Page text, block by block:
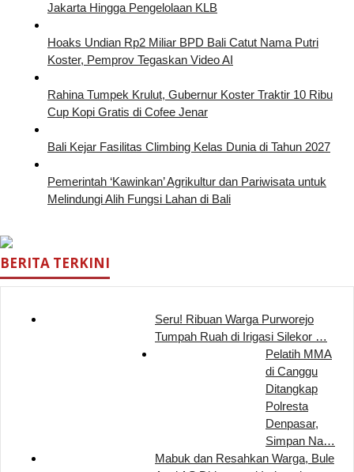
Jakarta Hingga Pengelolaan KLB
Hoaks Undian Rp2 Miliar BPD Bali Catut Nama Putri
Koster, Pemprov Tegaskan Video AI
Rahina Tumpek Krulut, Gubernur Koster Traktir 10 Ribu
Cup Kopi Gratis di Cofee Jenar
Bali Kejar Fasilitas Climbing Kelas Dunia di Tahun 2027
Pemerintah ‘Kawinkan’ Agrikultur dan Pariwisata untuk
Melindungi Alih Fungsi Lahan di Bali
BERITA TERKINI
Seru! Ribuan Warga Purworejo
Tumpah Ruah di Irigasi Silekor …
Pelatih MMA
di Canggu
Ditangkap
Polresta
Denpasar,
Simpan Na…
Mabuk dan Resahkan Warga, Bule